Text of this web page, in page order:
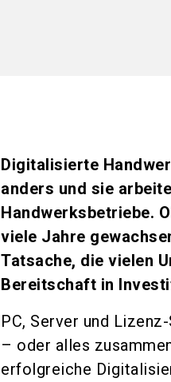
Digitalisierte
anders und sie
Handwerksbetriebe.
viele Jahre
Tatsache, die vielen
Bereitschaft in
PC, Server und
– oder alles
erfolgreiche